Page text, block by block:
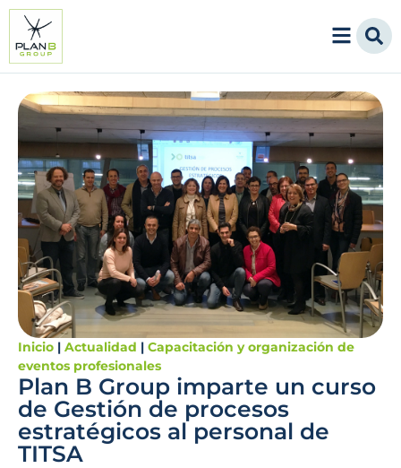
Inicio | Actualidad | Capacitación y organización de
eventos profesionales
Plan B Group imparte un curso
de Gestión de procesos
estratégicos al personal de
TITSA